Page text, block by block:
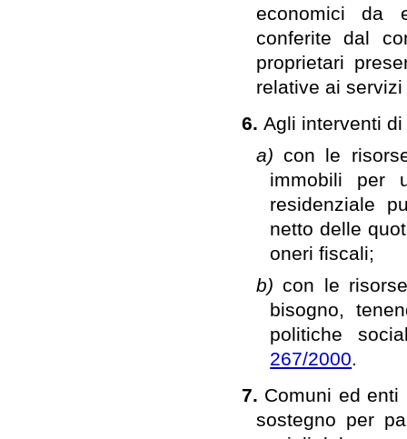
economici da
conferite dal
proprietari
relative ai
6. Agli interventi
a)con le
immobili per
residenziale
netto delle
oneri fiscali;
b)con le
bisogno,
politiche
267/2000.
7. Comuni ed enti
sostegno per